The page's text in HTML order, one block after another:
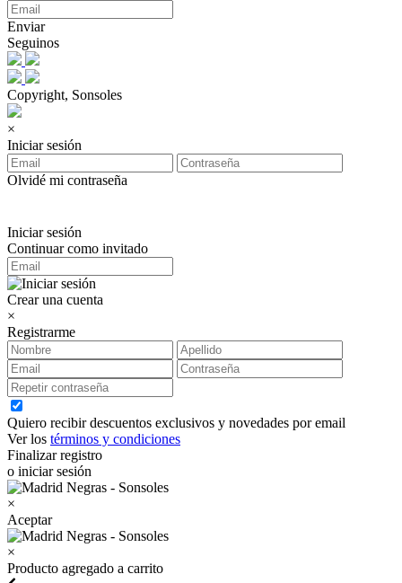
Enviar
Seguinos
Copyright, Sonsoles
×
Iniciar sesión
Olvidé mi contraseña
Iniciar sesión
Continuar como invitado
Crear una cuenta
×
Registrarme
Quiero recibir descuentos exclusivos y novedades por email
Ver los términos y condiciones
Finalizar registro
o iniciar sesión
×
Aceptar
×
Producto agregado a carrito